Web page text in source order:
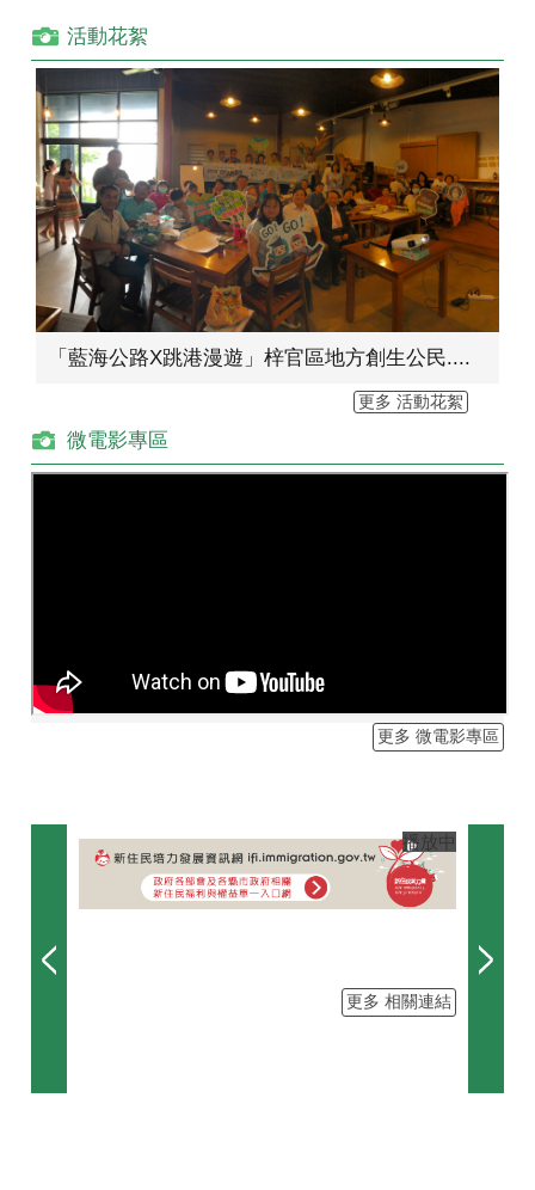
活動花絮
「藍海公路X跳港漫遊」梓官區地方創生公民....
更多 活動花絮
微電影專區
更多 微電影專區
播放中
更多 相關連結